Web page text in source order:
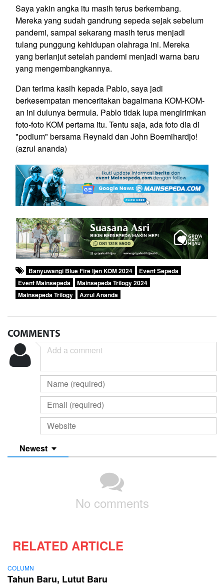
Saya yakin angka itu masih terus berkembang.
Mereka yang sudah gandrung sepeda sejak sebelum
pandemi, sampai sekarang masih terus menjadi
tulang punggung kehidupan olahraga ini. Mereka
yang berlanjut setelah pandemi menjadi warna baru
yang mengembangkannya.
Dan terima kasih kepada Pablo, saya jadi
berkesempatan menceritakan bagaimana KOM-KOM-
an ini dulunya bermula. Pablo tidak lupa mengirimkan
foto-foto KOM pertama itu. Tentu saja, ada foto dia di
"podium" bersama Reynald dan John Boemihardjo!
(azrul ananda)
Banyuwangi Blue Fire Ijen KOM 2024
Event Sepeda
Event Mainsepeda
Mainsepeda Trilogy 2024
Mainsepeda Trilogy
Azrul Ananda
COMMENTS
Newest
No comments
RELATED ARTICLE
COLUMN
Tahun Baru, Lutut Baru